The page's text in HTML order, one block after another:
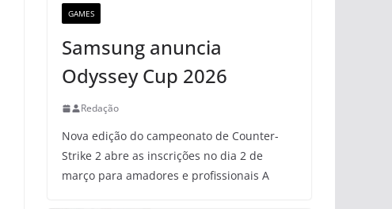
GAMES
Samsung anuncia
Odyssey Cup 2026
Redação
Nova edição do campeonato de Counter-
Strike 2 abre as inscrições no dia 2 de
março para amadores e profissionais A